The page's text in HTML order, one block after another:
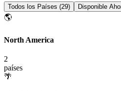
Todos los Países (29) Disponible
🌎
North America
2
países
🌴